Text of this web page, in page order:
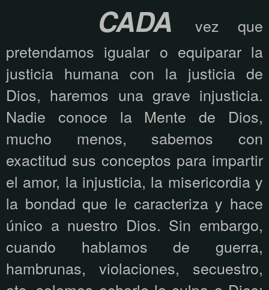
CADA
vez que
pretendamos igualar o equiparar la
justicia humana con la justicia de
Dios, haremos una grave injusticia.
Nadie conoce la Mente de Dios,
mucho menos, sabemos con
exactitud sus conceptos para impartir
el amor, la injusticia, la misericordia y
la bondad que le caracteriza y hace
único a nuestro Dios. Sin embargo,
cuando hablamos de guerra,
hambrunas, violaciones, secuestro,